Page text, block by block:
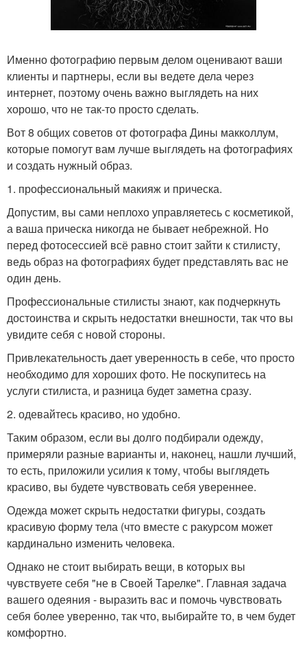
Именно фотографию первым делом оценивают ваши
клиенты и партнеры, если вы ведете дела через
интернет, поэтому очень важно выглядеть на них
хорошо, что не так-то просто сделать.
Вот 8 общих советов от фотографа Дины макколлум,
которые помогут вам лучше выглядеть на фотографиях
и создать нужный образ.
1. профессиональный макияж и прическа.
Допустим, вы сами неплохо управляетесь с косметикой,
а ваша прическа никогда не бывает небрежной. Но
перед фотосессией всё равно стоит зайти к стилисту,
ведь образ на фотографиях будет представлять вас не
один день.
Профессиональные стилисты знают, как подчеркнуть
достоинства и скрыть недостатки внешности, так что вы
увидите себя с новой стороны.
Привлекательность дает уверенность в себе, что просто
необходимо для хороших фото. Не поскупитесь на
услуги стилиста, и разница будет заметна сразу.
2. одевайтесь красиво, но удобно.
Таким образом, если вы долго подбирали одежду,
примеряли разные варианты и, наконец, нашли лучший,
то есть, приложили усилия к тому, чтобы выглядеть
красиво, вы будете чувствовать себя увереннее.
Одежда может скрыть недостатки фигуры, создать
красивую форму тела (что вместе с ракурсом может
кардинально изменить человека.
Однако не стоит выбирать вещи, в которых вы
чувствуете себя "не в Своей Тарелке". Главная задача
вашего одеяния - выразить вас и помочь чувствовать
себя более уверенно, так что, выбирайте то, в чем будет
комфортно.